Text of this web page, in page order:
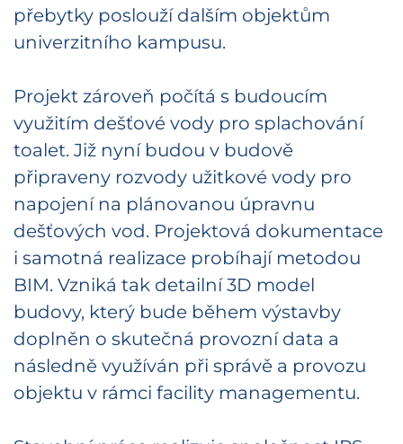
přebytky poslouží dalším objektům
univerzitního kampusu.
Projekt zároveň počítá s budoucím
využitím dešťové vody pro splachování
toalet. Již nyní budou v budově
připraveny rozvody užitkové vody pro
napojení na plánovanou úpravnu
dešťových vod. Projektová dokumentace
i samotná realizace probíhají metodou
BIM. Vzniká tak detailní 3D model
budovy, který bude během výstavby
doplněn o skutečná provozní data a
následně využíván při správě a provozu
objektu v rámci facility managementu.